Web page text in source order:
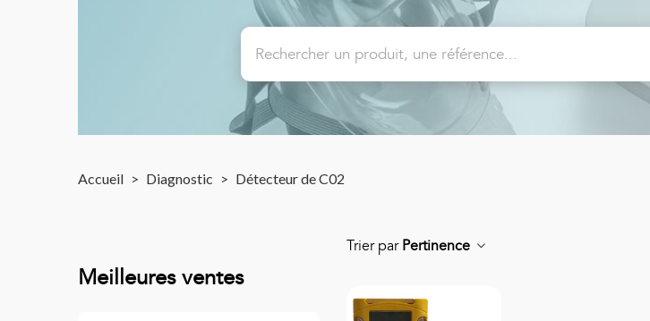
Accueil > Diagnostic > Détecteur de C02
Meilleures ventes
Trier par Pertinence